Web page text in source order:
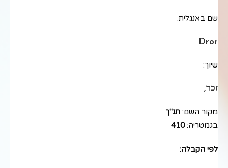
שם באנגלית:
Dror
שיוך:
זכר,
מקור השם: תנ"ך
בגמטריה:410
לפי הקבלה: